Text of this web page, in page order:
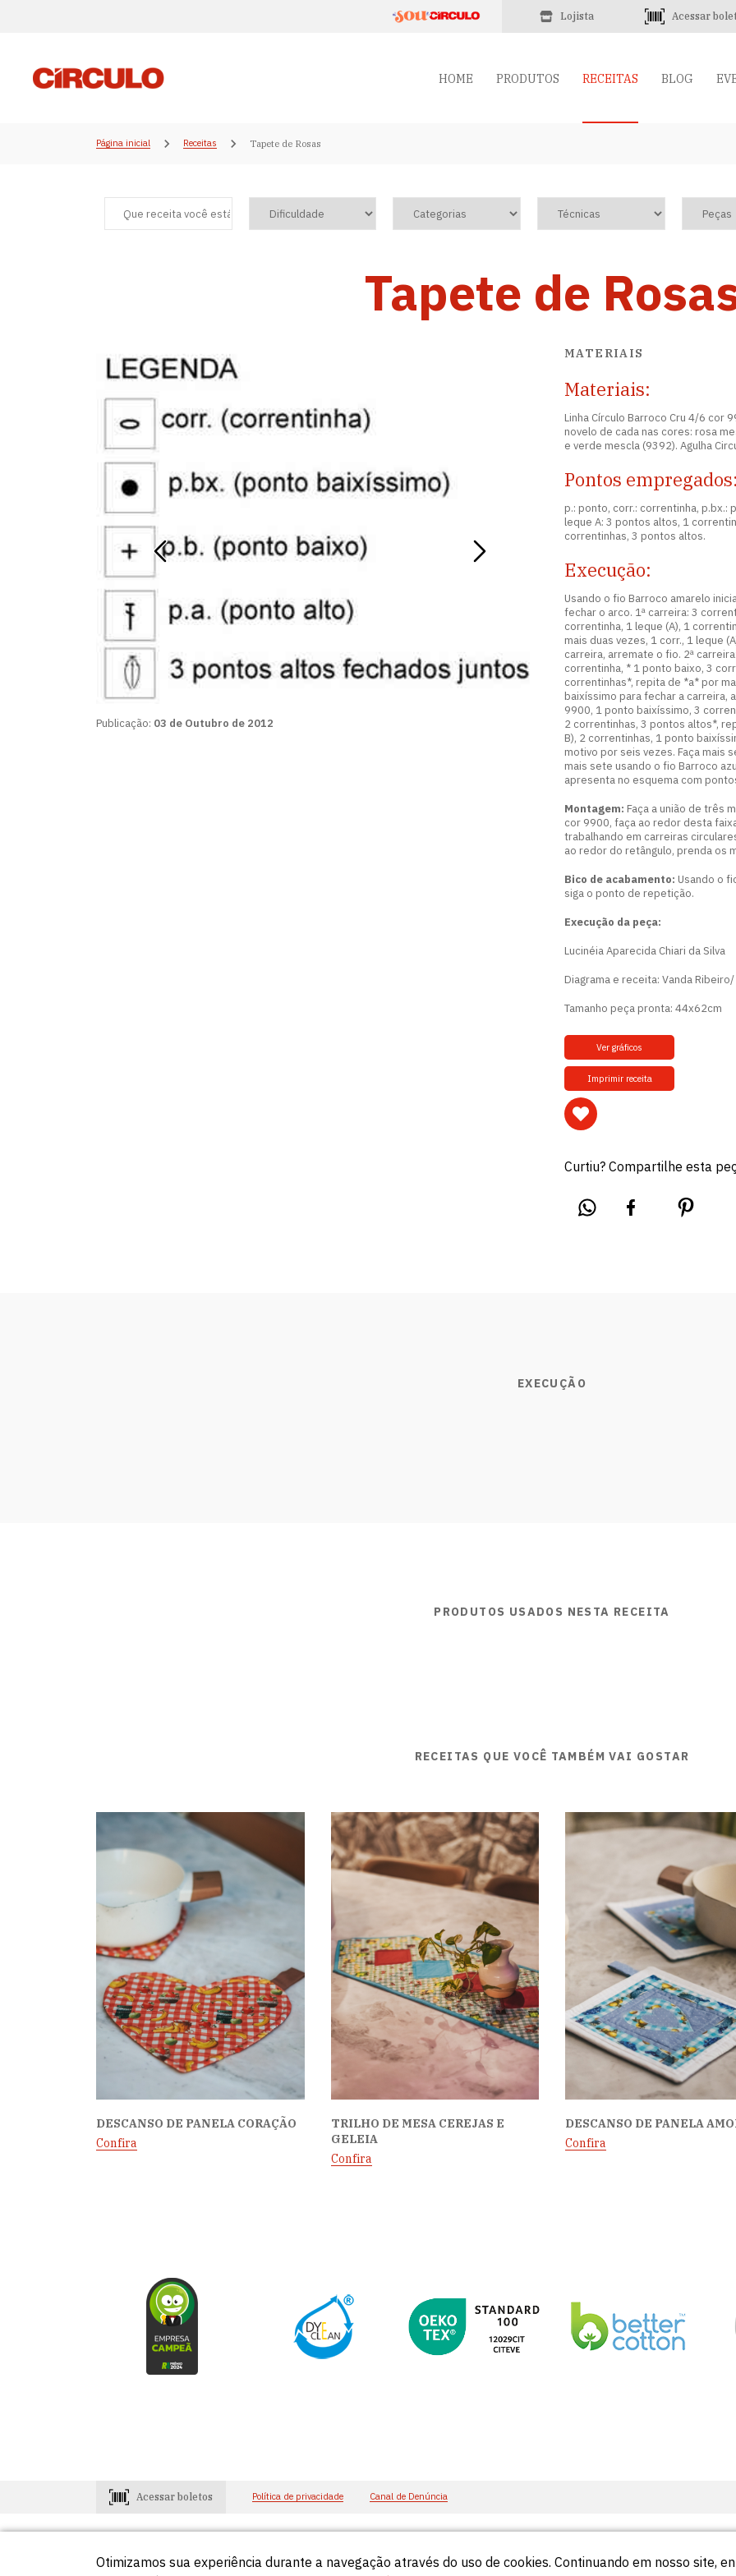
Lojista Acessar
HOME PRODUTOS RECEITAS BLOG
Página inicial Receitas Tapete de Rosas
Tapete de
Publicação: 03 de Outubro de 2012
MATERIAIS
Materiais:
Linha Círculo Barroco Cru 4/6 cor
novelo de cada nas cores: rosa
e verde mescla (9392). Agulha
Pontos
p.: ponto, corr.: correntinha, p.bx.:
leque A: 3 pontos altos, 1
correntinhas, 3 pontos altos.
Execução:
Usando o fio Barroco amarelo
fechar o arco. 1ª carreira: 3
correntinha, 1 leque (A), 1
mais duas vezes, 1 corr., 1 leque
carreira, arremate o fio. 2ª
correntinha, * 1 ponto baixo, 3
correntinhas*, repita de *a* por
baixíssimo para fechar a carreira,
9900, 1 ponto baixíssimo, 3
2 correntinhas, 3 pontos altos*,
B), 2 correntinhas, 1 ponto
motivo por seis vezes. Faça mais
mais sete usando o fio Barroco
apresenta no esquema com
Montagem: Faça a união de três
cor 9900, faça ao redor desta
trabalhando em carreiras
ao redor do retângulo, prenda os
Bico de acabamento: Usando o
siga o ponto de repetição.
Execução da peça:
Lucinéia Aparecida Chiari da Silva
Diagrama e receita: Vanda
Tamanho peça pronta: 44x62cm
Ver gráficos
Imprimir receita
Curtiu? Compartilhe esta
EXECUÇÃO
PRODUTOS USADOS NESTA RECEITA
RECEITAS QUE VOCÊ TAMBÉM VAI GOSTAR
DESCANSO DE PANELA CORAÇÃO
Confira
TRILHO DE MESA CEREJAS E
GELEIA
Confira
DESCANSO DE PANELA
Confira
Acessar boletos Política de privacidade Canal de Denúncia
Consumidores Lojistas
Otimizamos sua experiência durante a navegação através do uso de cookies. Continuando em nosso site,